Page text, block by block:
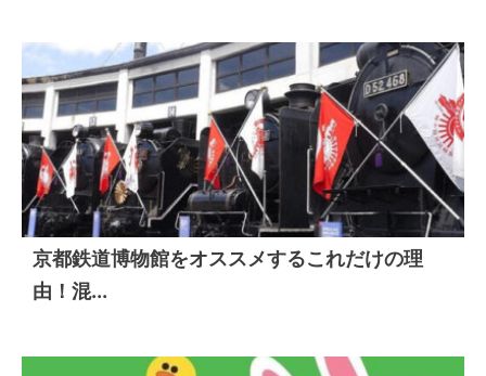
京都鉄道博物館をオススメするこれだけの理
由！混...